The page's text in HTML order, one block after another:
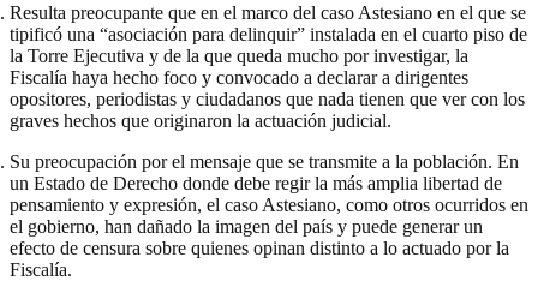
Resulta preocupante que en el marco del caso Astesiano en el que se
tipificó una “asociación para delinquir” instalada en el cuarto piso de
la Torre Ejecutiva y de la que queda mucho por investigar, la
Fiscalía haya hecho foco y convocado a declarar a dirigentes
opositores, periodistas y ciudadanos que nada tienen que ver con los
graves hechos que originaron la actuación judicial.
Su preocupación por el mensaje que se transmite a la población. En
un Estado de Derecho donde debe regir la más amplia libertad de
pensamiento y expresión, el caso Astesiano, como otros ocurridos en
el gobierno, han dañado la imagen del país y puede generar un
efecto de censura sobre quienes opinan distinto a lo actuado por la
Fiscalía.